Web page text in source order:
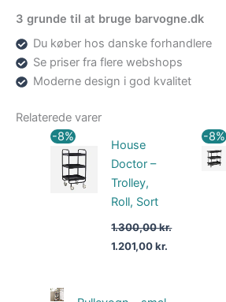
3 grunde til at bruge barvogne.dk
Du køber hos danske forhandlere
Se priser fra flere webshops
Moderne design i god kvalitet
Relaterede varer
-8%
House
Doctor –
Trolley,
Roll, Sort
1.300,00kr.
oprindelige
pris
var:
1.300,00 kr..
1.201,00kr.
aktuelle
-8%